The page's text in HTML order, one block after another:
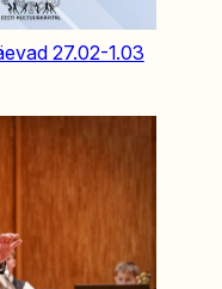
27.02-1.03